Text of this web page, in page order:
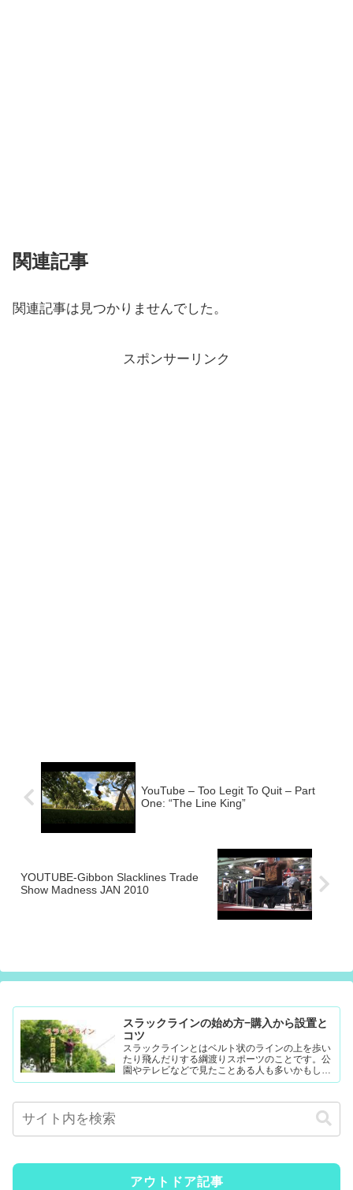
関連記事
関連記事は見つかりませんでした。
スポンサーリンク
YouTube – Too Legit To Quit – Part
One: “The Line King”
YOUTUBE-Gibbon Slacklines Trade
Show Madness JAN 2010
スラックラインの始め方−購入から設置と
コツ
スラックラインとはベルト状のラインの上を歩い
たり飛んだりする綱渡りスポーツのことです。公
園やテレビなどで見たことある人も多いかもしれ
ません。難易度調整が簡単なので幼児から大人ま
アウトドア記事